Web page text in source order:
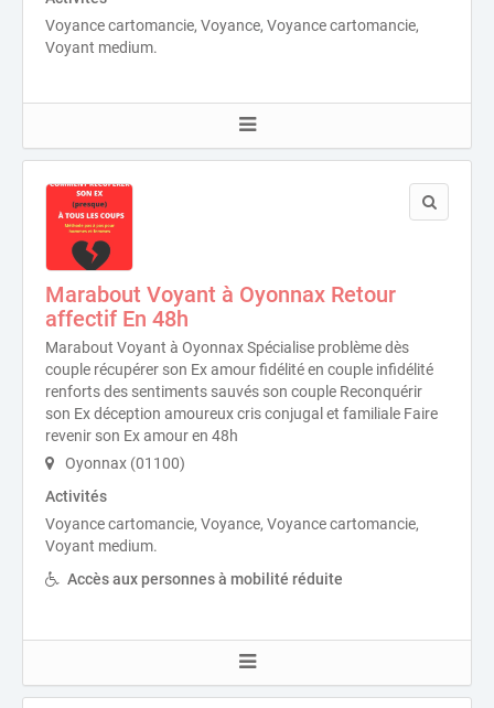
Voyance cartomancie, Voyance, Voyance cartomancie,
Voyant medium.
Marabout Voyant à Oyonnax Retour
affectif En 48h
Marabout Voyant à Oyonnax Spécialise problème dès
couple récupérer son Ex amour fidélité en couple infidélité
renforts des sentiments sauvés son couple Reconquérir
son Ex déception amoureux cris conjugal et familiale Faire
revenir son Ex amour en 48h
Oyonnax (01100)
Activités
Voyance cartomancie, Voyance, Voyance cartomancie,
Voyant medium.
Accès aux personnes à mobilité réduite